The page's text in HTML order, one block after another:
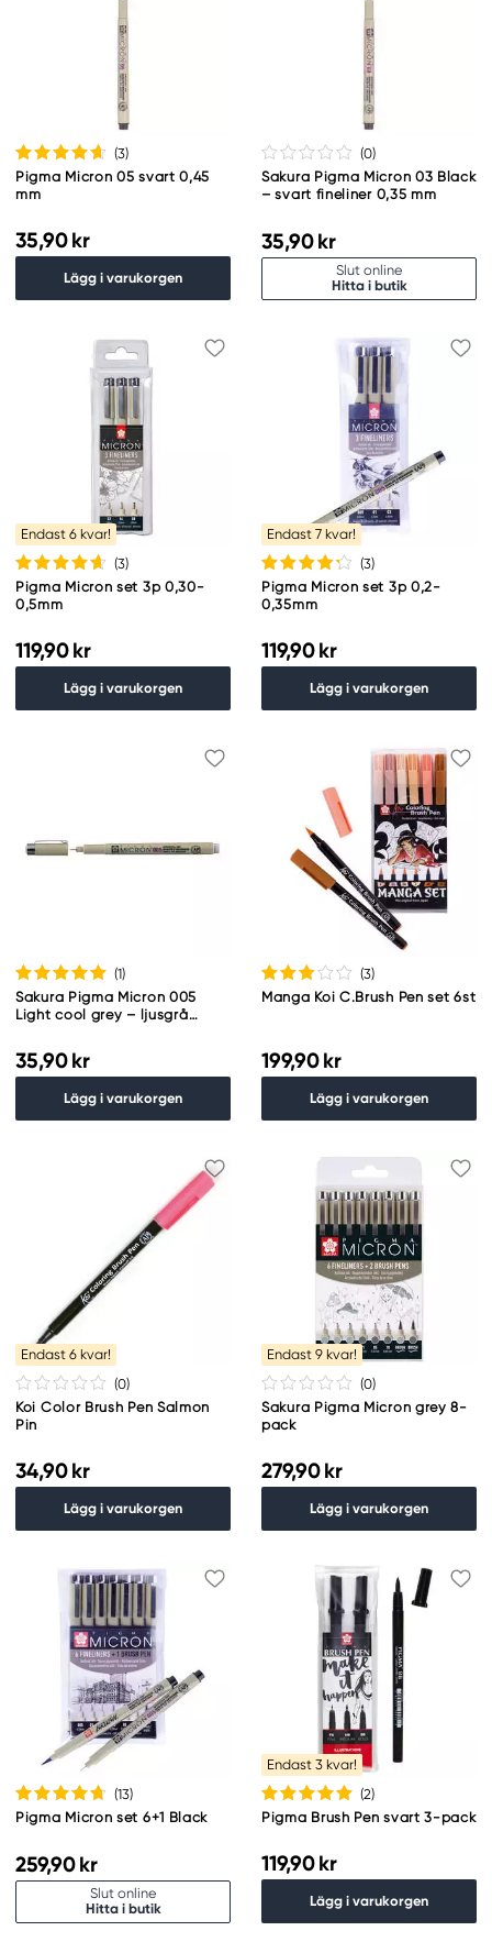
(3)
Pigma Micron 05 svart 0,45
mm
35,90 kr
Lägg i varukorgen
(0)
Sakura Pigma Micron 03 Black
– svart fineliner 0,35 mm
35,90 kr
Slut online
Hitta i butik
Endast 6 kvar!
(3)
Pigma Micron set 3p 0,30-
0,5mm
119,90 kr
Lägg i varukorgen
Endast 7 kvar!
(3)
Pigma Micron set 3p 0,2-
0,35mm
119,90 kr
Lägg i varukorgen
(1)
Sakura Pigma Micron 005
Light cool grey – ljusgrå
35,90 kr
Lägg i varukorgen
(3)
Manga Koi C.Brush Pen set 6st
199,90 kr
Lägg i varukorgen
Endast 6 kvar!
(0)
Koi Color Brush Pen Salmon
Pin
34,90 kr
Lägg i varukorgen
Endast 9 kvar!
(0)
Sakura Pigma Micron grey 8-
pack
279,90 kr
Lägg i varukorgen
(13)
Pigma Micron set 6+1 Black
259,90 kr
Slut online
Hitta i butik
Endast 3 kvar!
(2)
Pigma Brush Pen svart 3-pack
119,90 kr
Lägg i varukorgen